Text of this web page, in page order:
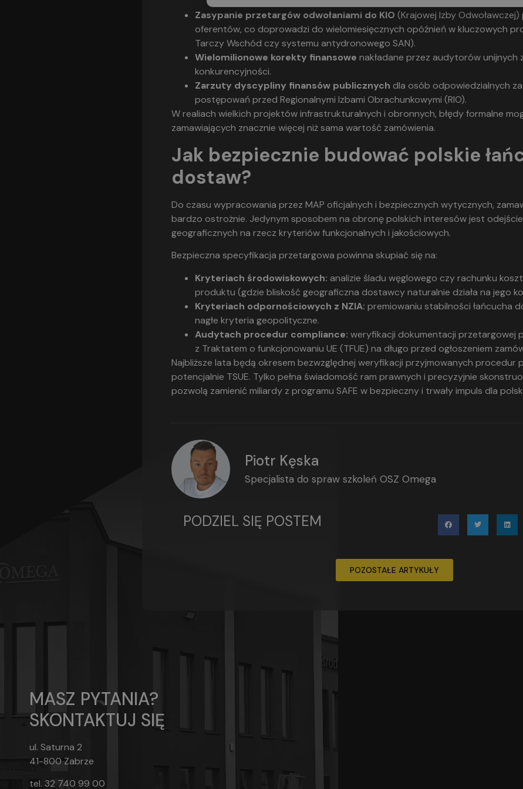
Zasypanie przetargów odwołaniami do KIO (Krajowej Izby
oferentów, co doprowadzi do wielomiesięcznych opóźnień w kluczowych
Tarczy Wschód czy systemu antydronowego SAN).
Wielomilionowe korekty finansowe nakładane przez audytorów unijnych
konkurencyjności.
Zarzuty dyscypliny finansów publicznych dla osób odpowiedzialnych
postępowań przed Regionalnymi Izbami Obrachunkowymi (RIO).
W realiach wielkich projektów infrastrukturalnych i obronnych, błędy formalne
zamawiających znacznie więcej niż sama wartość zamówienia.
Jak bezpiecznie budować polskie
dostaw?
Do czasu wypracowania przez MAP oficjalnych i bezpiecznych wytycznych,
bardzo ostrożnie. Jedynym sposobem na obronę polskich interesów jest
geograficznych na rzecz kryteriów funkcjonalnych i jakościowych.
Bezpieczna specyfikacja przetargowa powinna skupiać się na:
Kryteriach środowiskowych: analizie śladu węglowego czy rachunku
produktu (gdzie bliskość geograficzna dostawcy naturalnie działa na jego
Kryteriach odpornościowych z NZIA: premiowaniu stabilności łańcucha
nagłe kryteria geopolityczne.
Audytach procedur compliance: weryfikacji dokumentacji przetargowej
z Traktatem o funkcjonowaniu UE (TFUE) na długo przed ogłoszeniem
Najbliższe lata będą okresem bezwzględnej weryfikacji przyjmowanych procedur
potencjalnie TSUE. Tylko pełna świadomość ram prawnych i precyzyjnie
pozwolą zamienić miliardy z programu SAFE w bezpieczny i trwały impuls dla
Piotr Kęska
Specjalista do spraw szkoleń OSZ Omega
PODZIEL SIĘ POSTEM
POZOSTAŁE ARTYKUŁY
MASZ PYTANIA?
SKONTAKTUJ SIĘ
ul. Saturna 2
41-800 Zabrze
tel. 32 740 99 00